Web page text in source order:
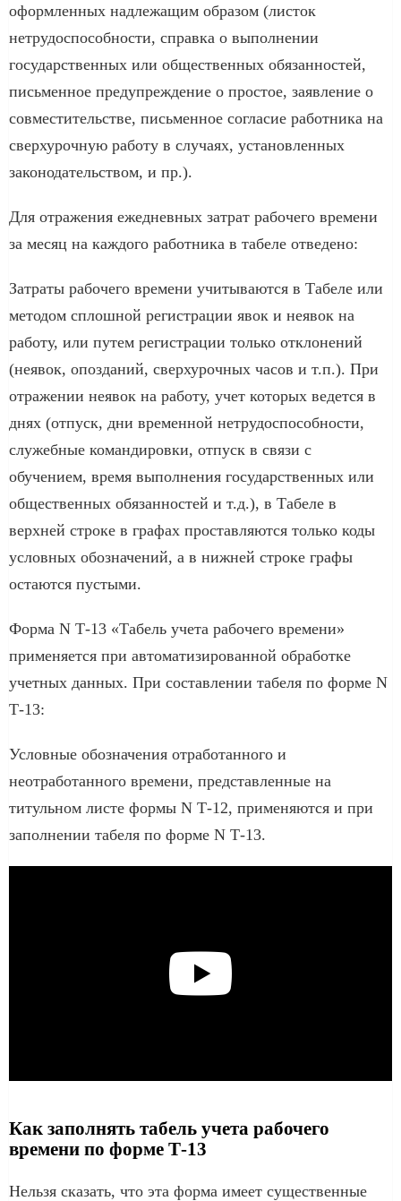
оформленных надлежащим образом (листок
нетрудоспособности, справка о выполнении
государственных или общественных обязанностей,
письменное предупреждение о простое, заявление о
совместительстве, письменное согласие работника на
сверхурочную работу в случаях, установленных
законодательством, и пр.).
Для отражения ежедневных затрат рабочего времени
за месяц на каждого работника в табеле отведено:
Затраты рабочего времени учитываются в Табеле или
методом сплошной регистрации явок и неявок на
работу, или путем регистрации только отклонений
(неявок, опозданий, сверхурочных часов и т.п.). При
отражении неявок на работу, учет которых ведется в
днях (отпуск, дни временной нетрудоспособности,
служебные командировки, отпуск в связи с
обучением, время выполнения государственных или
общественных обязанностей и т.д.), в Табеле в
верхней строке в графах проставляются только коды
условных обозначений, а в нижней строке графы
остаются пустыми.
Форма N Т-13 «Табель учета рабочего времени»
применяется при автоматизированной обработке
учетных данных. При составлении табеля по форме N
Т-13:
Условные обозначения отработанного и
неотработанного времени, представленные на
титульном листе формы N Т-12, применяются и при
заполнении табеля по форме N Т-13.
Как заполнять табель учета рабочего
времени по форме Т-13
Нельзя сказать, что эта форма имеет существенные